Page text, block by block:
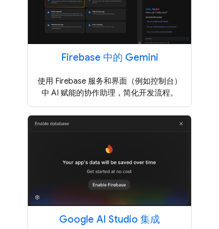
Firebase 中的 Gemini
使用 Firebase 服务和界面（例如控制台）
中 AI 赋能的协作助理，简化开发流程。
Google AI Studio 集成